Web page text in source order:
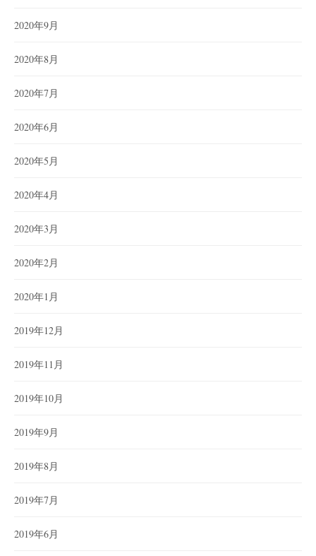
2020年9月
2020年8月
2020年7月
2020年6月
2020年5月
2020年4月
2020年3月
2020年2月
2020年1月
2019年12月
2019年11月
2019年10月
2019年9月
2019年8月
2019年7月
2019年6月